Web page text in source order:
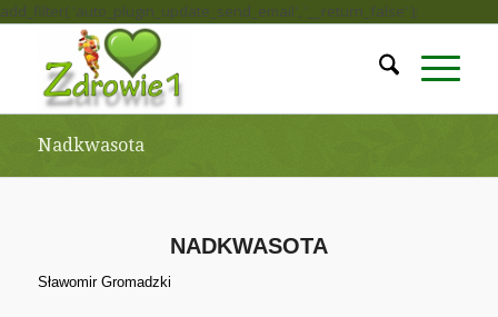
add_filter( 'auto_plugin_update_send_email', '__return_false' );
Nadkwasota
NADKWASOTA
Sławomir Gromadzki